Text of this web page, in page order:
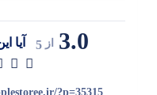
3.0 از 5 آیا
?p=35315